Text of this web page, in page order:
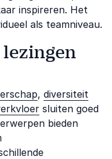
inspireren. Het
als teamniveau.
, diversiteit
sluiten goed
bieden